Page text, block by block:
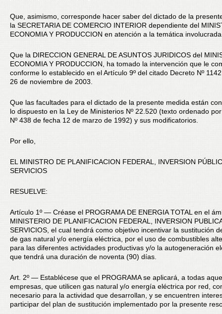
Que, asimismo, corresponde hacer saber del dictado de la
la SECRETARIA DE COMERCIO INTERIOR dependiente del
ECONOMIA Y PRODUCCION en atención a la temática
Que la DIRECCION GENERAL DE ASUNTOS JURIDICOS del
ECONOMIA Y PRODUCCION, ha tomado la intervención que le
conforme lo establecido en el Artículo 9º del citado Decreto Nº
26 de noviembre de 2003.
Que las facultades para el dictado de la presente medida están
lo dispuesto en la Ley de Ministerios Nº 22.520 (texto ordenado
Nº 438 de fecha 12 de marzo de 1992) y sus modificatorios.
Por ello,
EL MINISTRO DE PLANIFICACION FEDERAL, INVERSION
SERVICIOS
RESUELVE:
Artículo 1º — Créase el PROGRAMA DE ENERGIA TOTAL en el
MINISTERIO DE PLANIFICACION FEDERAL, INVERSION
SERVICIOS, el cual tendrá como objetivo incentivar la sustitución
de gas natural y/o energía eléctrica, por el uso de combustibles
para las diferentes actividades productivas y/o la autogeneración
que tendrá una duración de noventa (90) días.
Art. 2º — Establécese que el PROGRAMA se aplicará, a todas
empresas, que utilicen gas natural y/o energía eléctrica por red,
necesario para la actividad que desarrollan, y se encuentren
participar del plan de sustitución implementado por la presente